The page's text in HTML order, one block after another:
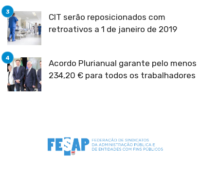
CIT serão reposicionados com
retroativos a 1 de janeiro de 2019
Acordo Plurianual garante pelo menos
234,20 € para todos os trabalhadores